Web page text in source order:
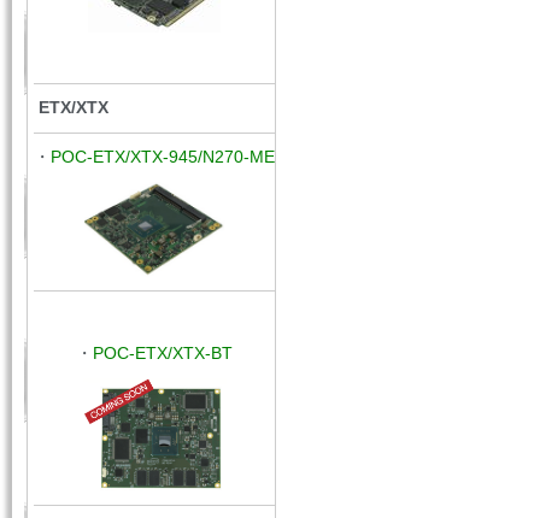
ETX/XTX
・ POC-ETX/XTX-945/N270-ME
・ POC-ETX/XTX-BT